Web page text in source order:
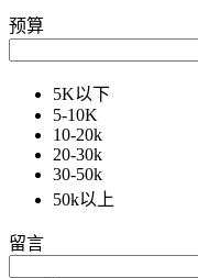
预算
5K以下
5-10K
10-20k
20-30k
30-50k
50k以上
留言